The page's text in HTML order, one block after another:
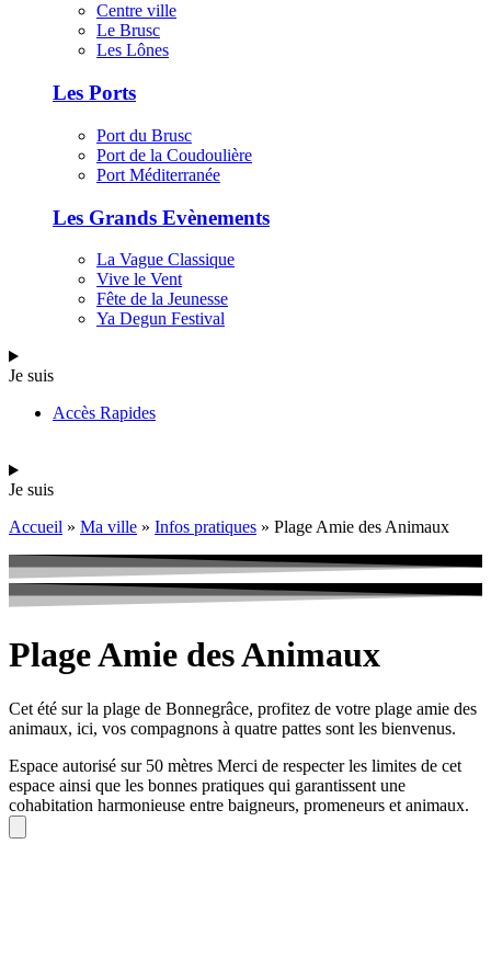
Centre ville
Le Brusc
Les Lônes
Les Ports
Port du Brusc
Port de la Coudoulière
Port Méditerranée
Les Grands Evènements
La Vague Classique
Vive le Vent
Fête de la Jeunesse
Ya Degun Festival
Je suis
Accès Rapides
Je suis
Accueil » Ma ville » Infos pratiques » Plage Amie des Animaux
Plage Amie des Animaux
Cet été sur la plage de Bonnegrâce, profitez de votre plage amie des
animaux, ici, vos compagnons à quatre pattes sont les bienvenus.
Espace autorisé sur 50 mètres Merci de respecter les limites de cet
espace ainsi que les bonnes pratiques qui garantissent une
cohabitation harmonieuse entre baigneurs, promeneurs et animaux.